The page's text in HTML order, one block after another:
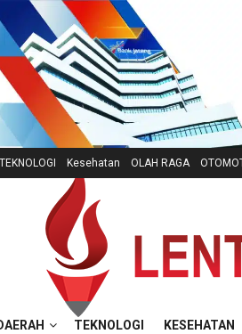
TEKNOLOGI Kesehatan OLAH RAGA
TEKNOLOGI KESEHATAN